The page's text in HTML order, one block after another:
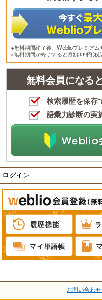
※無料期間終了後、Weblioプレミアム
※無料期間が終了すると月額330円(税
無料会員になる
検索履歴を保存
語彙力診断の実
ログイン
お問い合わせ